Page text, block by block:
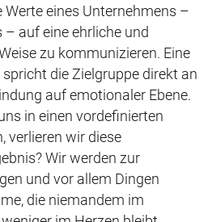
Werte eines Unternehmens –
auf eine ehrliche und
zu kommunizieren. Eine
die Zielgruppe direkt an
auf emotionaler Ebene.
in einen vordefinierten
verlieren wir diese
Wir werden zur
und vor allem Dingen
die niemandem im